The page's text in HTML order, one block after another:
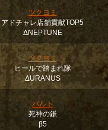
ツクヨミ
アドチャレ店舗貢献TOP5
ΔNEPTUNE
ツクヨミ
ヒールで踏まれ隊
ΔURANUS
バルト
死神の鎌
β5